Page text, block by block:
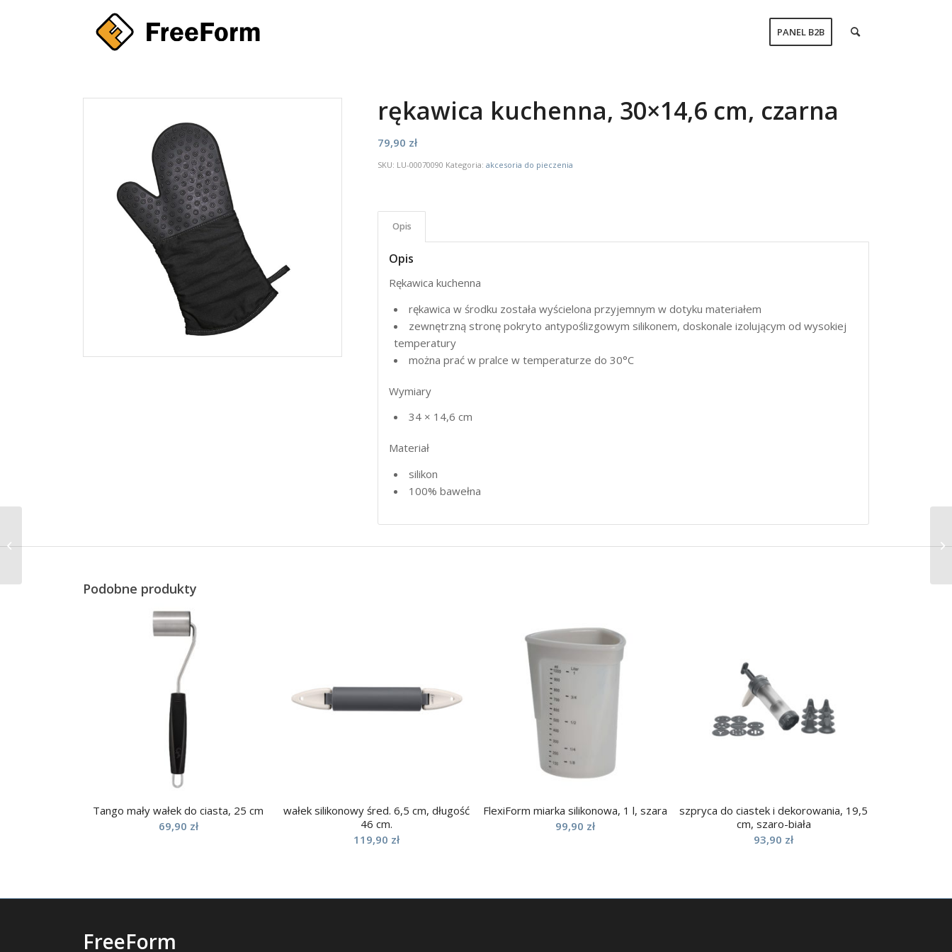
PANEL B2B
rękawica kuchenna, 30×14,6 cm, czarna
79,90 zł
SKU: LU-00070090 Kategoria:akcesoria do pieczenia
Opis
Opis
Rękawica kuchenna
rękawica w środku została wyścielona przyjemnym w dotyku materiałem
zewnętrzną stronę pokryto antypoślizgowym silikonem, doskonale izolującym od wysokiej
temperatury
można prać w pralce w temperaturze do 30°C
Wymiary
34 × 14,6 cm
Materiał
silikon
100% bawełna
Podobne produkty
Tango mały wałek do ciasta, 25 cm
69,90 zł
wałek silikonowy śred. 6,5 cm, długość
46 cm.
119,90 zł
FlexiForm miarka silikonowa, 1 l, szara
99,90 zł
szpryca do ciastek i dekorowania, 19,5
cm, szaro-biała
93,90 zł
FreeForm
crème brûlée,